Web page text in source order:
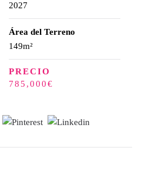
2027
Área del Terreno
149m²
PRECIO
785,000€